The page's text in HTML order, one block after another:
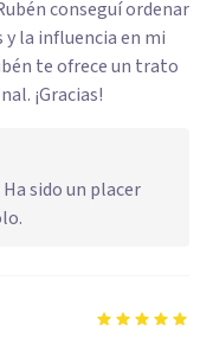
conseguí ordenar
la influencia en mi
te ofrece un trato
¡Gracias!
sido un placer